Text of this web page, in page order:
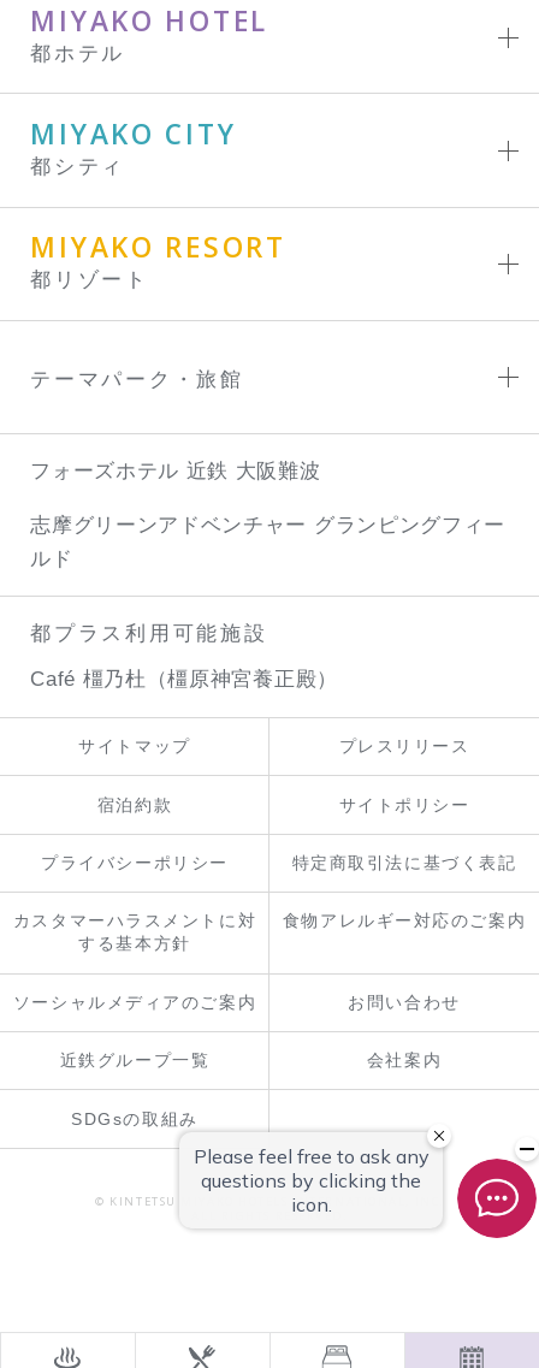
MIYAKO HOTEL
都ホテル
MIYAKO CITY
都シティ
MIYAKO RESORT
都リゾート
テーマパーク・旅館
フォーズホテル 近鉄 大阪難波
志摩グリーンアドベンチャー グランピングフィー
ルド
都プラス利用可能施設
Café 橿乃杜（橿原神宮養正殿）
サイトマップ プレスリリース
宿泊約款 サイトポリシー
プライバシーポリシー 特定商取引法に基づく表記
カスタマーハラスメントに対
する基本方針
食物アレルギー対応のご案内
ソーシャルメディアのご案内 お問い合わせ
近鉄グループ一覧 会社案内
SDGsの取組み
© KINTETSU MIYAKO HOTELS INTERNATIONAL, INC.
ALL RIGHTS RESERVED.